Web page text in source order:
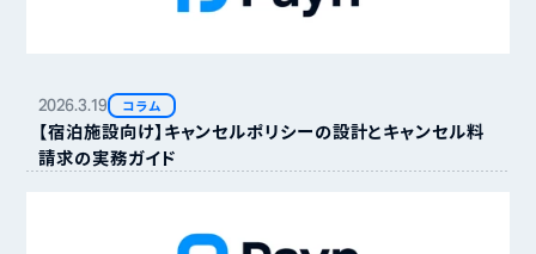
2026.3.19 コラム
【宿泊施設向け】キャンセルポリシーの設計とキャンセル料
請求の実務ガイド